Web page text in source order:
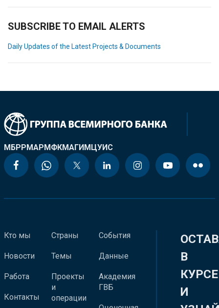
SUBSCRIBE TO EMAIL ALERTS
Daily Updates of the Latest Projects & Documents
МБРРМАРМФКМАГИМЦУИС
Кто мы
Новости
Работа
Контакты
Страны
Темы
Проекты
и
операции
События
Данные
Академия
ГВБ
В
КУРСЕ
И